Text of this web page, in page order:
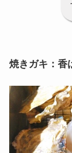
焼きガキ：香